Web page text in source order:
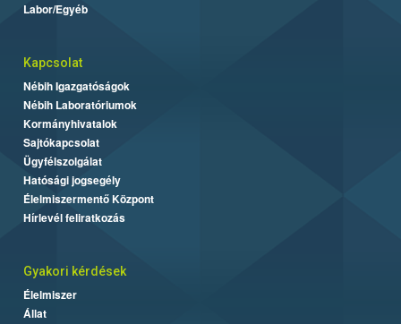
Labor/Egyéb
Kapcsolat
Nébih Igazgatóságok
Nébih Laboratóriumok
Kormányhivatalok
Sajtókapcsolat
Ügyfélszolgálat
Hatósági jogsegély
Élelmiszermentő Központ
Hírlevél feliratkozás
Gyakori kérdések
Élelmiszer
Állat